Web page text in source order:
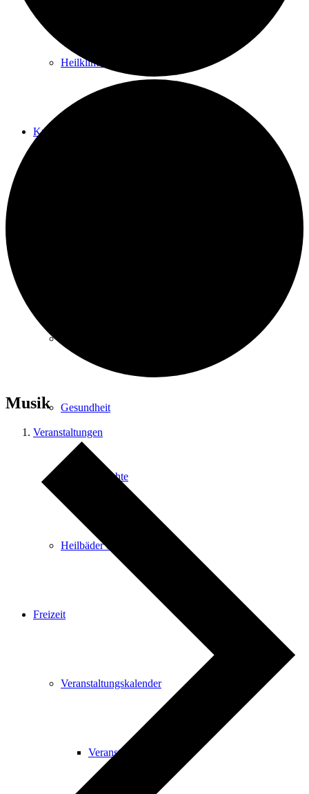
Heilklimaten
Kur & Tourismus
Gesundheit
Stadtgeschichte
Heilbäder & Kurorte
Freizeit
Veranstaltungskalender
Veranstaltungskalender
Musik
Veranstaltungen